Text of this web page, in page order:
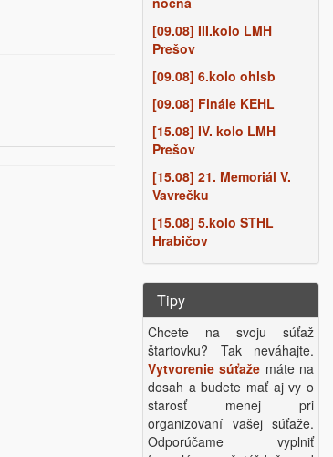
[09.08] III.kolo LMH
Prešov
[09.08] 6.kolo ohlsb
[09.08] Finále KEHL
[15.08] IV. kolo LMH
Prešov
[15.08] 21. Memoriál V.
Vavrečku
[15.08] 5.kolo STHL
Hrabičov
Tipy
Chcete na svoju súťaž
štartovku? Tak neváhajte.
Vytvorenie súťaže máte na
dosah a budete mať aj vy o
starosť menej pri
organizovaní vašej súťaže.
Odporúčame vyplniť